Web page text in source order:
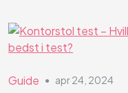
Guide ● apr 24, 2024